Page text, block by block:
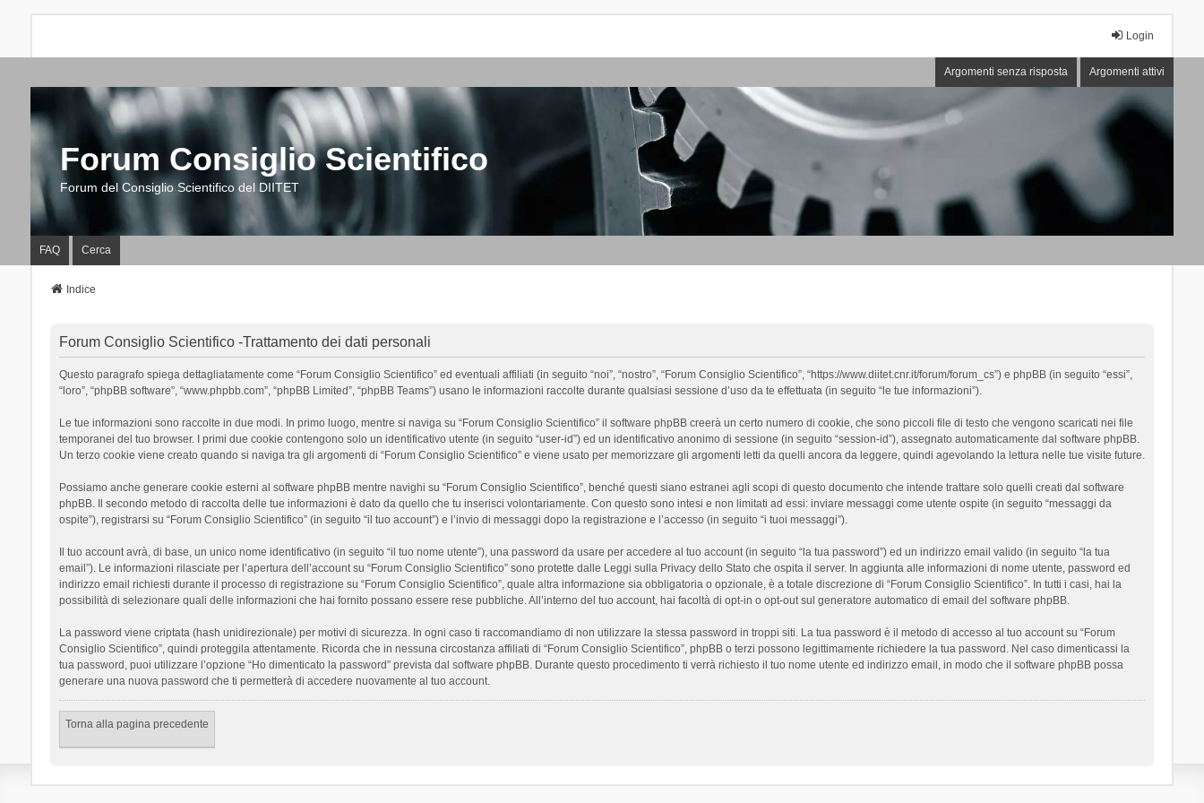
Login
Argomenti senza risposta Argomenti attivi
Forum Consiglio Scientifico
Forum del Consiglio Scientifico del DIITET
FAQ Cerca
Indice
Forum Consiglio Scientifico -Trattamento dei dati personali
Questo paragrafo spiega dettagliatamente come “Forum Consiglio Scientifico” ed eventuali affiliati (in seguito “noi”, “nostro”, “Forum Consiglio Scientifico”, “https://www.diitet.cnr.it/forum/forum_cs”) e phpBB (in seguito “essi”,
“loro”, “phpBB software”, “www.phpbb.com”, “phpBB Limited”, “phpBB Teams”) usano le informazioni raccolte durante qualsiasi sessione d’uso da te effettuata (in seguito “le tue informazioni”).
Le tue informazioni sono raccolte in due modi. In primo luogo, mentre si naviga su “Forum Consiglio Scientifico” il software phpBB creerà un certo numero di cookie, che sono piccoli file di testo che vengono scaricati nei file
temporanei del tuo browser. I primi due cookie contengono solo un identificativo utente (in seguito “user-id”) ed un identificativo anonimo di sessione (in seguito “session-id”), assegnato automaticamente dal software phpBB.
Un terzo cookie viene creato quando si naviga tra gli argomenti di “Forum Consiglio Scientifico” e viene usato per memorizzare gli argomenti letti da quelli ancora da leggere, quindi agevolando la lettura nelle tue visite future.
Possiamo anche generare cookie esterni al software phpBB mentre navighi su “Forum Consiglio Scientifico”, benché questi siano estranei agli scopi di questo documento che intende trattare solo quelli creati dal software
phpBB. Il secondo metodo di raccolta delle tue informazioni è dato da quello che tu inserisci volontariamente. Con questo sono intesi e non limitati ad essi: inviare messaggi come utente ospite (in seguito “messaggi da
ospite”), registrarsi su “Forum Consiglio Scientifico” (in seguito “il tuo account”) e l’invio di messaggi dopo la registrazione e l’accesso (in seguito “i tuoi messaggi”).
Il tuo account avrà, di base, un unico nome identificativo (in seguito “il tuo nome utente”), una password da usare per accedere al tuo account (in seguito “la tua password”) ed un indirizzo email valido (in seguito “la tua
email”). Le informazioni rilasciate per l’apertura dell’account su “Forum Consiglio Scientifico” sono protette dalle Leggi sulla Privacy dello Stato che ospita il server. In aggiunta alle informazioni di nome utente, password ed
indirizzo email richiesti durante il processo di registrazione su “Forum Consiglio Scientifico”, quale altra informazione sia obbligatoria o opzionale, è a totale discrezione di “Forum Consiglio Scientifico”. In tutti i casi, hai la
possibilità di selezionare quali delle informazioni che hai fornito possano essere rese pubbliche. All’interno del tuo account, hai facoltà di opt-in o opt-out sul generatore automatico di email del software phpBB.
La password viene criptata (hash unidirezionale) per motivi di sicurezza. In ogni caso ti raccomandiamo di non utilizzare la stessa password in troppi siti. La tua password è il metodo di accesso al tuo account su “Forum
Consiglio Scientifico”, quindi proteggila attentamente. Ricorda che in nessuna circostanza affiliati di “Forum Consiglio Scientifico”, phpBB o terzi possono legittimamente richiedere la tua password. Nel caso dimenticassi la
tua password, puoi utilizzare l’opzione “Ho dimenticato la password” prevista dal software phpBB. Durante questo procedimento ti verrà richiesto il tuo nome utente ed indirizzo email, in modo che il software phpBB possa
generare una nuova password che ti permetterà di accedere nuovamente al tuo account.
Torna alla pagina precedente